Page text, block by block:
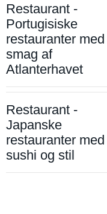
Restaurant -
Portugisiske
restauranter med
smag af
Atlanterhavet
Restaurant -
Japanske
restauranter med
sushi og stil